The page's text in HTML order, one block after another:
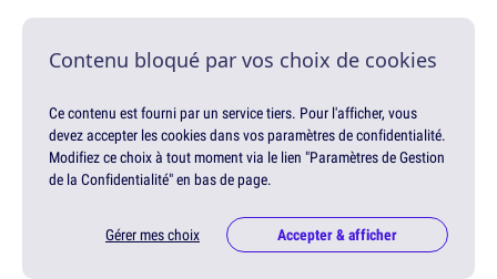
Contenu bloqué par vos choix de cookies
Ce contenu est fourni par un service tiers. Pour l'afficher, vous
devez accepter les cookies dans vos paramètres de confidentialité.
Modifiez ce choix à tout moment via le lien "Paramètres de Gestion
de la Confidentialité" en bas de page.
Gérer mes choix Accepter & afficher